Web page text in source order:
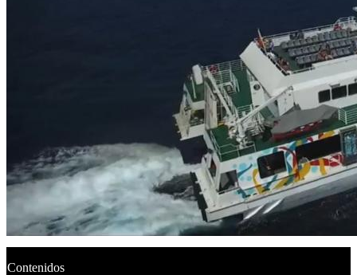
Contenidos